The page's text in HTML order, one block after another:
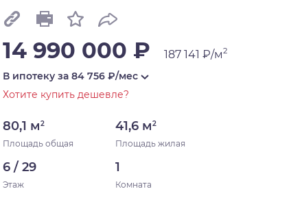
14 990 000 ₽ 187 141 ₽/м2
В ипотеку за 84 756 ₽/мес
Хотите купить дешевле?
80,1 м2
Площадь общая
41,6 м2
Площадь жилая
6 / 29
Этаж
1
Комната